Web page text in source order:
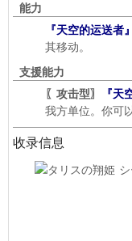
能力
『天空的运送者』
其移动。
支援能力
〖攻击型〗
『天
我方单位。你可
收录信息